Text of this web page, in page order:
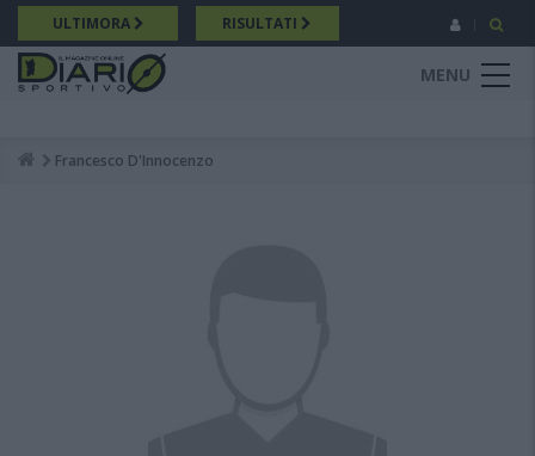
Salta
al
contenuto
principale
ULTIMORA RISULTATI
MENU
Breadcrumb
Francesco D'Innocenzo